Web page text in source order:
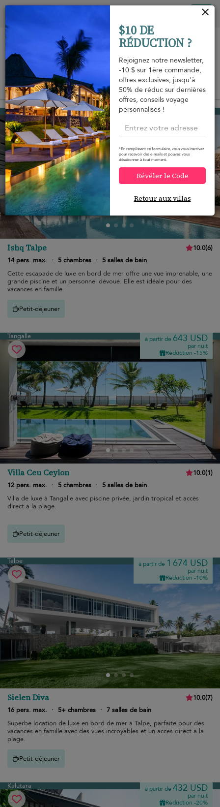
Vue sur la carte
Talpe à partir de
Réduction -15%
Ishq Talpe 10.0(6)
14 pers. max.
· 5 chambres ·
5 salles de bain
Cette escapade de luxe en bord de mer offre une vue imprenable, une
grande piscine et un personnel dévoué. Elle est idéale pour des
vacances en famille.
Petit-déjeuner
Tangalle à partir de 643 USD
par nuit
Réduction -15%
Villa Ceu Ceylon 10.0(1)
12 pers. max.
· 5 chambres ·
5 salles de bain
Villa de luxe à Tangalle avec piscine privée, jardin tropical et accès
direct à la plage.
Petit-déjeuner
Talpe à partir de 1 674 USD
par nuit
Réduction -10%
Sielen Diva 10.0(7)
16 pers. max.
· 5+ chambres · 7 salles de bain
Superbe location de luxe en bord de mer à Talpe, parfaite pour des
vacances en famille avec des vues incroyables et un accès direct à la
plage.
Petit-déjeuner
Kalutara à partir de 432 USD
par nuit
Réduction -20%
$10 DE
RÉDUCTION ?
Rejoignez notre newsletter,
-10 $ sur 1ère commande,
offres exclusives, jusqu'à
50% de réduc sur dernières
offres, conseils voyage
personnalisés !
*En remplissant ce formulaire, vous vous inscrivez
pour recevoir des e-mails et pouvez vous
désabonner à tout moment.
Révéler le Code
Retour aux villas
Vos paramètres de cookies